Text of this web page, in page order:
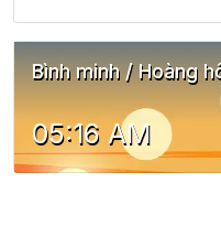
Bình minh / Hoàng
05:16 AM